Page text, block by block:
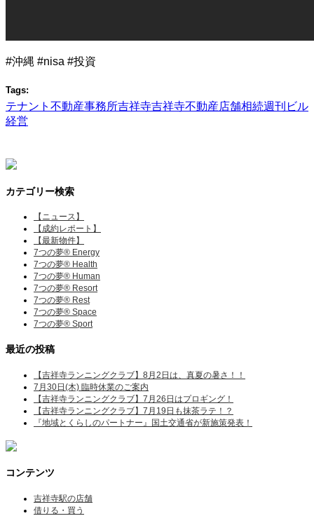
#沖縄 #nisa #投資
Tags:
テナント 不動産事務所吉祥寺吉祥寺不動産店舗相続週刊ビル
経営
カテゴリー検索
【ニュース】
【成約レポート】
【最新物件】
7つの夢® Energy
7つの夢® Health
7つの夢® Human
7つの夢® Resort
7つの夢® Rest
7つの夢® Space
7つの夢® Sport
最近の投稿
【吉祥寺ランニングクラブ】8月2日は、真夏の暑さ！！
7月30日(木) 臨時休業のご案内
【吉祥寺ランニングクラブ】7月26日はプロギング！
【吉祥寺ランニングクラブ】7月19日も抹茶ラテ！？
『地域とくらしのパートナー』国土交通省が新施策発表！
コンテンツ
吉祥寺駅の店舗
借りる・買う